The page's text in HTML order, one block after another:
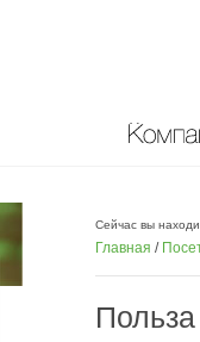
Сейчас вы
Главная /